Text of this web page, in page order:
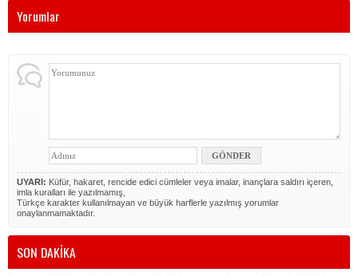
Yorumlar
UYARI: Küfür, hakaret, rencide edici cümleler veya imalar, inançlara saldırı içeren,
imla kuralları ile yazılmamış,
Türkçe karakter kullanılmayan ve büyük harflerle yazılmış yorumlar
onaylanmamaktadır.
SON DAKİKA